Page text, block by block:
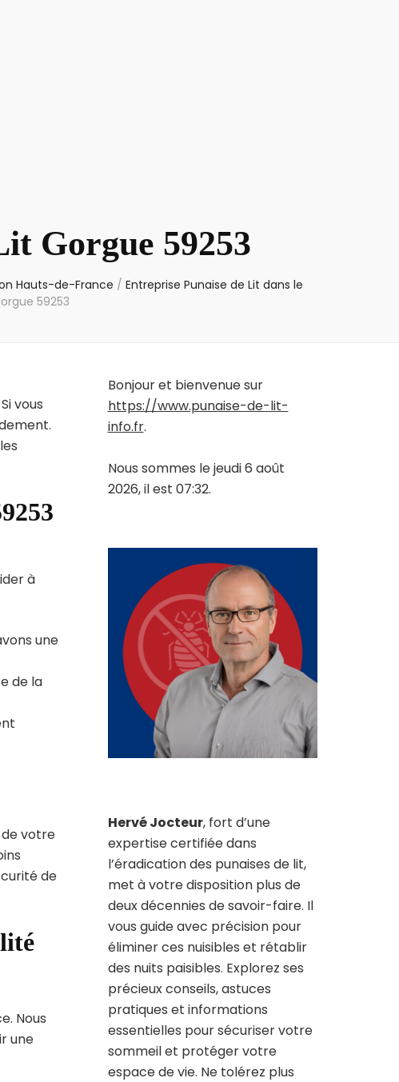
Gorgue 59253
Hauts-de-France / Entreprise Punaise de Lit dans le
59253
vous
à
une
de la
votre
de
Nous
une
Bonjour et bienvenue sur
https://www.punaise-de-lit-
info.fr.
Nous sommes le jeudi 6 août
2026, il est 07:32.
Hervé Jocteur, fort d’une
expertise certifiée dans
l’éradication des punaises de lit,
met à votre disposition plus de
deux décennies de savoir-faire. Il
vous guide avec précision pour
éliminer ces nuisibles et rétablir
des nuits paisibles. Explorez ses
précieux conseils, astuces
pratiques et informations
essentielles pour sécuriser votre
sommeil et protéger votre
espace de vie. Ne tolérez plus